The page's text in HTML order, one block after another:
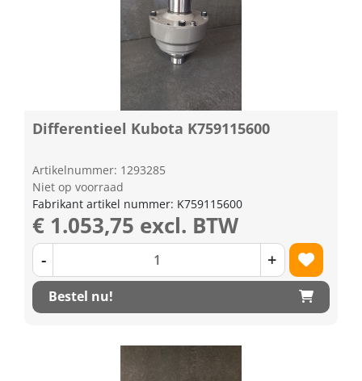
Differentieel Kubota K759115600
Artikelnummer: 1293285
Niet op voorraad
Fabrikant artikel nummer: K759115600
€ 1.053,75 excl. BTW
- +
Bestel nu!